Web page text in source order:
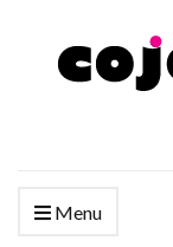
Menu